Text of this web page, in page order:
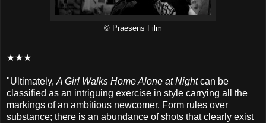
© Praesens Film
★★★
"Ultimately, A Girl Walks Home Alone at Nightcan be
classified as an intriguing exercise in style carrying all the
markings of an ambitious newcomer. Form rules over
substance; there is an abundance of shots that clearly exist